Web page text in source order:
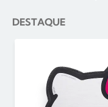
DESTAQUE